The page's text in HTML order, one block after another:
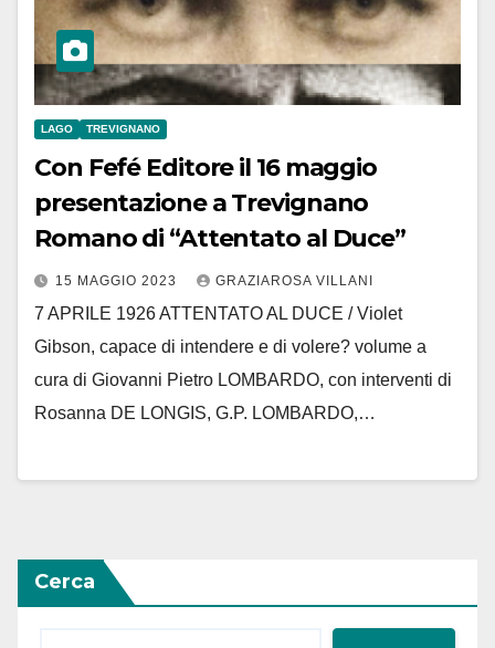
LAGO TREVIGNANO
Con Fefé Editore il 16 maggio
presentazione a Trevignano
Romano di “Attentato al Duce”
15 MAGGIO 2023 GRAZIAROSA VILLANI
7 APRILE 1926 ATTENTATO AL DUCE / Violet
Gibson, capace di intendere e di volere? volume a
cura di Giovanni Pietro LOMBARDO, con interventi di
Rosanna DE LONGIS, G.P. LOMBARDO,…
Cerca